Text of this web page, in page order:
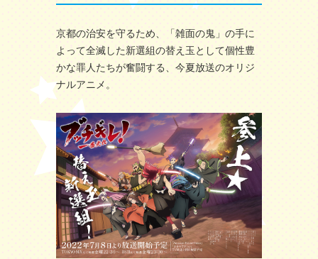
京都の治安を守るため、「雑面の鬼」の手に
よって全滅した新選組の替え玉として個性豊
かな罪人たちが奮闘する、今夏放送のオリジ
ナルアニメ。